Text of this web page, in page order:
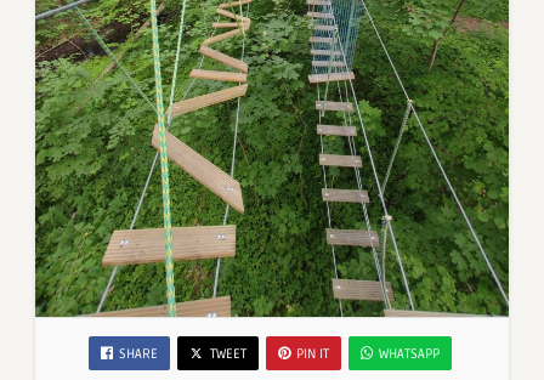
SHARE TWEET PIN IT WHATSAPP